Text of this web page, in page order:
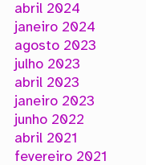
abril 2024
janeiro 2024
agosto 2023
julho 2023
abril 2023
janeiro 2023
junho 2022
abril 2021
fevereiro 2021